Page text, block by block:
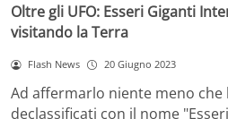
Oltre gli UFO: Esseri Giganti
visitando la Terra
Flash News 20 Giugno 2023
Ad affermarlo niente meno che
declassificati con il nome